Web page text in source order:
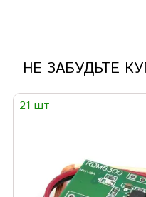
НЕ ЗАБУДЬТЕ
21 шт